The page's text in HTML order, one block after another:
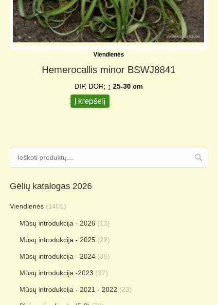
Viendienės
Hemerocallis minor BSWJ8841
DIP, DOR; ↨ 25-30 cm
15,00€
Į krepšelį
Gėlių katalogas 2026
Viendienės (1401)
Mūsų introdukcija - 2026 (13)
Mūsų introdukcija - 2025 (22)
Mūsų introdukcija - 2024 (35)
Mūsų introdukcija -2023 (37)
Mūsų introdukcija - 2021 - 2022 (23)